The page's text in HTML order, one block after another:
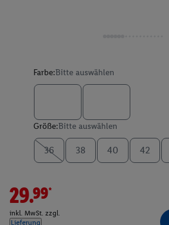
Farbe:Bitte auswählen
Größe:Bitte auswählen
36 38 40 42
29.99*
inkl. MwSt. zzgl.
Lieferung